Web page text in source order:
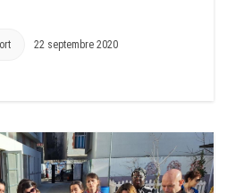
22 septembre 2020